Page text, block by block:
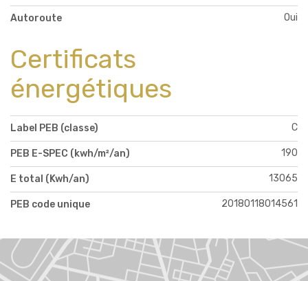
Autoroute Oui
Certificats
énergétiques
Label PEB (classe) C
PEB E-SPEC (kwh/m²/an) 190
E total (Kwh/an) 13065
PEB code unique 20180118014561